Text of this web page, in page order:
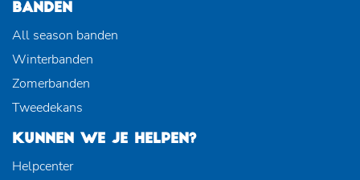
BANDEN
All season banden
Winterbanden
Zomerbanden
Tweedekans
KUNNEN WE JE HELPEN?
Helpcenter